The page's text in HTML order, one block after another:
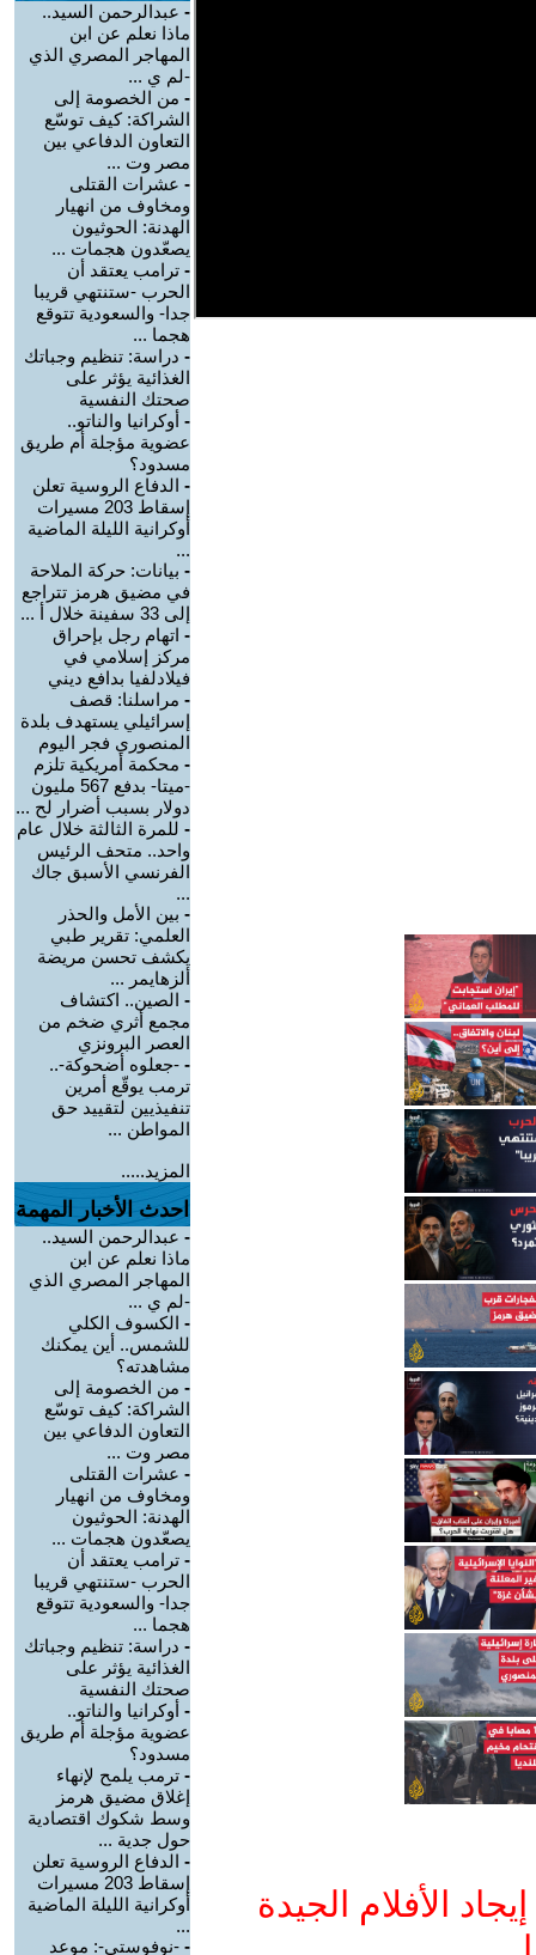
الأفلام الجيدة
- عبدالرحمن السيد..
ماذا نعلم عن ابن
المهاجر المصري الذي
-لم ي ...
- من الخصومة إلى
الشراكة: كيف توسّع
التعاون الدفاعي بين
مصر وت ...
- عشرات القتلى
ومخاوف من انهيار
الهدنة: الحوثيون
يصعّدون هجمات ...
- ترامب يعتقد أن
الحرب -ستنتهي قريبا
جدا- والسعودية تتوقع
هجما ...
- دراسة: تنظيم وجباتك
الغذائية يؤثر على
صحتك النفسية
- أوكرانيا والناتو..
عضوية مؤجلة أم طريق
مسدود؟
- الدفاع الروسية تعلن
إسقاط 203 مسيرات
أوكرانية الليلة الماضية
...
- بيانات: حركة الملاحة
في مضيق هرمز تتراجع
إلى 33 سفينة خلال أ ...
- اتهام رجل بإحراق
مركز إسلامي في
فيلادلفيا بدافع ديني
- مراسلنا: قصف
إسرائيلي يستهدف بلدة
المنصوري فجر اليوم
- محكمة أمريكية تلزم
-ميتا- بدفع 567 مليون
دولار بسبب أضرار لح ...
- للمرة الثالثة خلال عام
واحد.. متحف الرئيس
الفرنسي الأسبق جاك
...
- بين الأمل والحذر
العلمي: تقرير طبي
يكشف تحسن مريضة
ألزهايمر ...
- الصين.. اكتشاف
مجمع أثري ضخم من
العصر البرونزي
- -جعلوه أضحوكة-..
ترمب يوقّع أمرين
تنفيذيين لتقييد حق
المواطن ...
المزيد.....
احدث الأخبار المهمة
- عبدالرحمن السيد..
ماذا نعلم عن ابن
المهاجر المصري الذي
-لم ي ...
- الكسوف الكلي
للشمس.. أين يمكنك
مشاهدته؟
- من الخصومة إلى
الشراكة: كيف توسّع
التعاون الدفاعي بين
مصر وت ...
- عشرات القتلى
ومخاوف من انهيار
الهدنة: الحوثيون
يصعّدون هجمات ...
- ترامب يعتقد أن
الحرب -ستنتهي قريبا
جدا- والسعودية تتوقع
هجما ...
- دراسة: تنظيم وجباتك
الغذائية يؤثر على
صحتك النفسية
- أوكرانيا والناتو..
عضوية مؤجلة أم طريق
مسدود؟
- ترمب يلمح لإنهاء
إغلاق مضيق هرمز
وسط شكوك اقتصادية
حول جدية ...
- الدفاع الروسية تعلن
إسقاط 203 مسيرات
أوكرانية الليلة الماضية
...
- -نوفوستي-: موعد